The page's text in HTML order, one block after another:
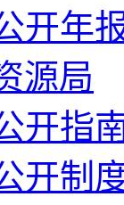
开年
源局
开指
开制